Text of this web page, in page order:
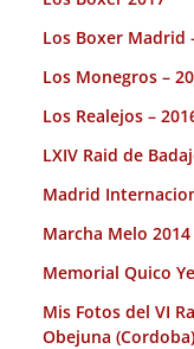
Los Boxer Madrid
Los Monegros –
Los Realejos –
LXIV Raid de
Madrid
Marcha Melo 2014
Memorial Quico
Mis Fotos del VI
Obejuna